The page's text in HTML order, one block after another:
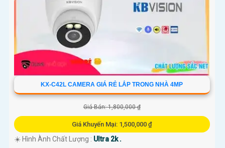
KX-C42L CAMERA GIÁ RẺ LẮP TRONG NHÀ 4MP
Giá Bán: 1,800,000 ₫
Giá Khuyến Mại: 1,500,000 ₫
☀️ Hình Ành Chất Lượng : Ultra 2k .